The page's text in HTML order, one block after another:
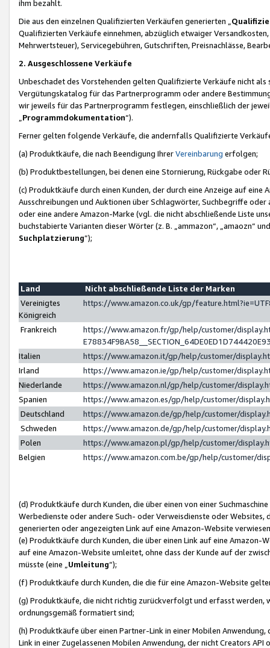
ihm bezahlt.
Die aus den einzelnen Qualifizierten Verkäufen generierten „
Qualifizierten Verkäufe einnehmen, abzüglich etwaiger
Mehrwertsteuer), Servicegebühren, Gutschriften, Preisnachlässe,
2. Ausgeschlossene Verkäufe
Unbeschadet des Vorstehenden gelten Qualifizierte Verkäufe nicht
Vergütungskatalog für das Partnerprogramm oder andere
wir jeweils für das Partnerprogramm festlegen, einschließlich der
Programmdokumentation“).
Ferner gelten folgende Verkäufe, die andernfalls Qualifizierte
(a) Produktkäufe, die nach Beendigung IhrerVereinbarung erfolgen;
(b) Produktbestellungen, bei denen eine Stornierung, Rückgabe oder
(c) Produktkäufe durch einen Kunden, der durch eine Anzeige auf
Ausschreibungen und Auktionen über Schlagwörter, Suchbegriffe
oder eine andere Amazon-Marke (vgl. die nicht abschließende Liste
buchstabierte Varianten dieser Wörter (z. B. „ammazon“, „amaozn“
Suchplatzierung”);
Land
Nicht abschließende Liste der Marken
Vereinigtes
Königreich
https://www.amazon.co.uk/gp/
Frankreich
https://www.amazon.fr/gp/help/customer/
Italien
https://www.amazon.it/gp/help/customer/
Irland
https://www.amazon.ie/gp/help/customer/
Niederlande
https://www.amazon.nl/gp/help/customer/
Spanien
https://www.amazon.es/gp/help/customer/
Deutschland
https://www.amazon.de/gp/help/customer/
Schweden
https://www.amazon.de/gp/help/customer/
Polen
https://www.amazon.pl/gp/help/customer/
Belgien
https://www.amazon.com.be/gp/help/customer/
(d) Produktkäufe durch Kunden, die über einen von einer
Werbedienste oder andere Such- oder Verweisdienste oder Websites,
generierten oder angezeigten Link auf eine Amazon-Website
(e) Produktkäufe durch Kunden, die über einen Link auf eine
auf eine Amazon-Website umleitet, ohne dass der Kunde auf der
müsste (eine „ Umleitung“);
(f) Produktkäufe durch Kunden, die die für eine Amazon-Website
(g) Produktkäufe, die nicht richtig zurückverfolgt und erfasst werden,
ordnungsgemäß formatiert sind;
(h) Produktkäufe über einen Partner-Link in einer Mobilen
Link in einer Zugelassenen Mobilen Anwendung, der nicht Creators